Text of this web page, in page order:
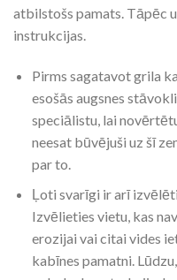
atbilstošs pamats. Tāpēc
instrukcijas.
Pirms sagatavot grila
esošās augsnes
speciālistu, lai
neesat būvējuši uz šī
par to.
Ļoti svarīgi ir arī
Izvēlieties vietu, kas
erozijai vai citai vides
kabīnes pamatni.